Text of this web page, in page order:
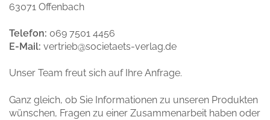
63071 Offenbach
Telefon: 069 7501 4456
E-Mail: vertrieb@societaets-verlag.de
Unser Team freut sich auf Ihre Anfrage.
Ganz gleich, ob Sie Informationen zu unseren Produkten
wünschen, Fragen zu einer Zusammenarbeit haben oder